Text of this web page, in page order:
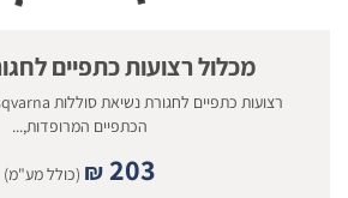
מכלול רצועות כתפיים
הכתפיים המרופדות,...
₪ 203
(כולל מע"מ)